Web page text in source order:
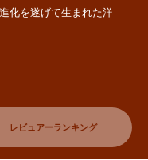
化を遂げて生まれた洋
レビュアーランキング